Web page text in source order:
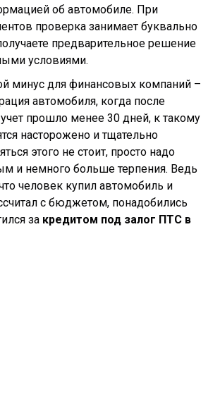
об автомобиле. При
проверка занимает буквально
предварительное решение
условиями.
минус для финансовых компаний –
автомобиля, когда после
прошло менее 30 дней, к такому
насторожено и тщательно
этого не стоит, просто надо
и немного больше терпения. Ведь
человек купил автомобиль и
с бюджетом, понадобились
за кредитом под залог ПТС в